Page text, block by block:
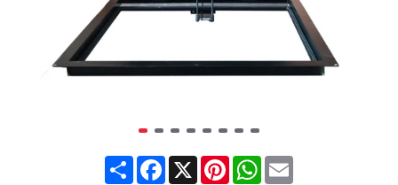
ShareFacebook
X PinterestWhatsApp
Email